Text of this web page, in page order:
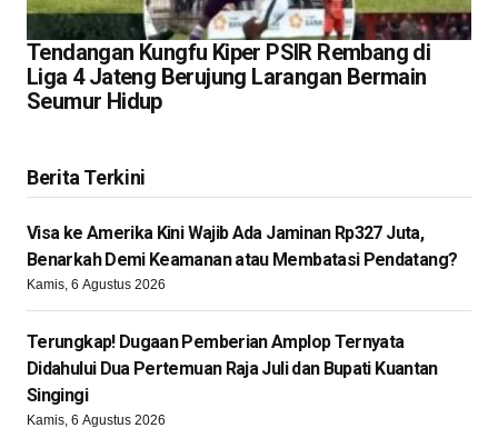
Tendangan Kungfu Kiper PSIR Rembang di
Liga 4 Jateng Berujung Larangan Bermain
Seumur Hidup
Berita Terkini
Visa ke Amerika Kini Wajib Ada Jaminan Rp327 Juta,
Benarkah Demi Keamanan atau Membatasi Pendatang?
Kamis, 6 Agustus 2026
Terungkap! Dugaan Pemberian Amplop Ternyata
Didahului Dua Pertemuan Raja Juli dan Bupati Kuantan
Singingi
Kamis, 6 Agustus 2026